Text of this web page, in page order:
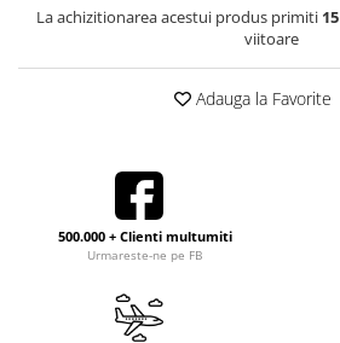
La achizitionarea acestui produs primiti 15
viitoare
Adauga la Favorite
500.000 + Clienti multumiti
Urmareste-ne pe FB